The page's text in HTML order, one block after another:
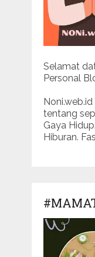
Selamat
Personal
tentang
Gaya
Hiburan.